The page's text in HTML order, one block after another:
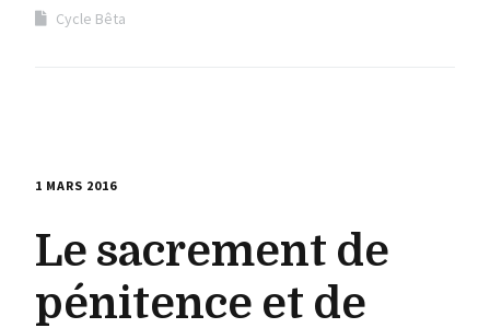
Cycle Bêta
1 MARS 2016
Le sacrement de
pénitence et de